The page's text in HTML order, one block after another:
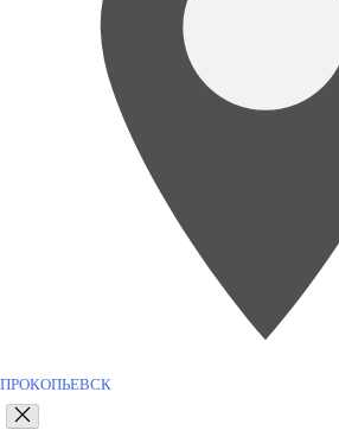
ПРОКОПЬЕВСК